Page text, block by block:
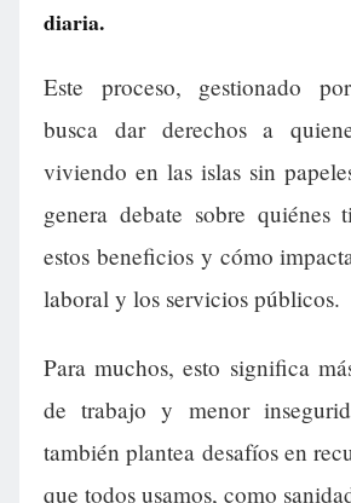
diaria.
Este proceso, gestionado
busca dar derechos a
viviendo en las islas sin
genera debate sobre quiénes
estos beneficios y cómo
laboral y los servicios públicos.
Para muchos, esto significa
de trabajo y menor
también plantea desafíos en
que todos usamos, como